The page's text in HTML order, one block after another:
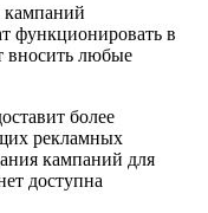
кампаний
функционировать в
вносить любые
более
рекламных
кампаний для
доступна